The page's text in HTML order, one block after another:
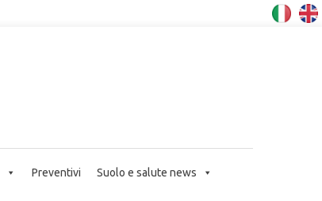
Preventivi Suolo e salute news